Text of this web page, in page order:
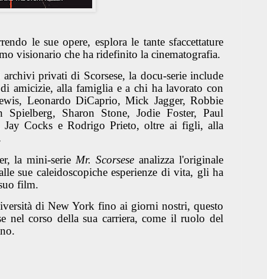
le sue opere, esplora le tante sfaccettature
visionario che ha ridefinito la cinematografia.
privati di Scorsese, la docu-serie include
amicizie, alla famiglia e a chi ha lavorato con
Leonardo DiCaprio, Mick Jagger, Robbie
Spielberg, Sharon Stone, Jodie Foster, Paul
Jay Cocks e Rodrigo Prieto, oltre ai figli, alla
la mini-serie Mr. Scorsese analizza l'originale
sue caleidoscopiche esperienze di vita, gli ha
film.
di New York fino ai giorni nostri, questo
nel corso della sua carriera, come il ruolo del